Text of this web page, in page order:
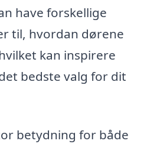
have forskellige
til, hvordan dørene
kan inspirere
bedste valg for dit
betydning for både